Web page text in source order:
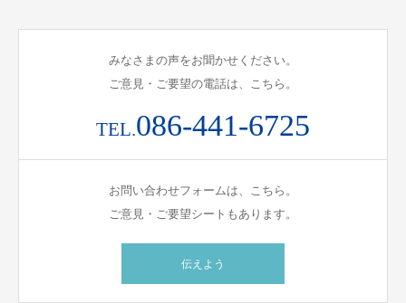
みなさまの声をお聞かせください。
ご意見・ご要望の電話は、こちら。
TEL.086-441-6725
お問い合わせフォームは、こちら。
ご意見・ご要望シートもあります。
伝えよう